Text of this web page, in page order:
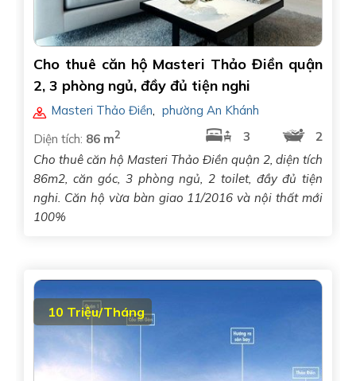
Cho thuê căn hộ Masteri Thảo Điền quận
2, 3 phòng ngủ, đầy đủ tiện nghi
Masteri Thảo Điền
phường An Khánh
Diện tích: 86 m2 3
2
Cho thuê căn hộ Masteri Thảo Điền quận 2, diện tích
86m2, căn góc, 3 phòng ngủ, 2 toilet, đầy đủ tiện
nghi. Căn hộ vừa bàn giao 11/2016 và nội thất mới
100%
10 Triệu/Tháng